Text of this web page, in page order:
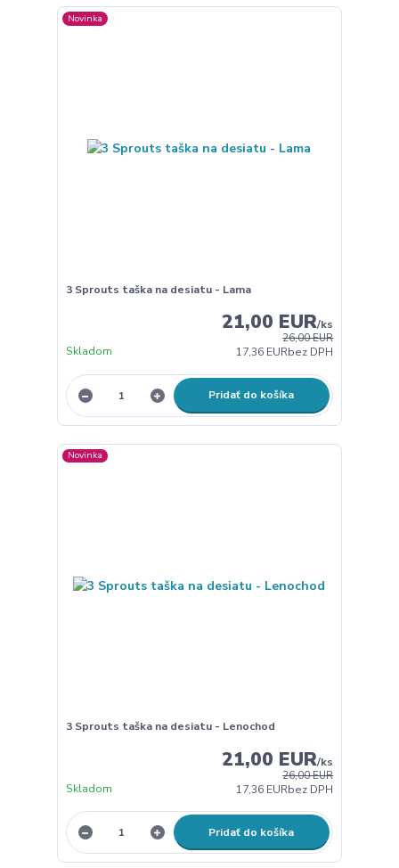
Novinka
3 Sprouts taška na desiatu - Lama
26,00 EUR
21,00 EUR/ks
17,36 EURbez DPH
Skladom
Pridať do košíka
Novinka
3 Sprouts taška na desiatu - Lenochod
26,00 EUR
21,00 EUR/ks
17,36 EURbez DPH
Skladom
Pridať do košíka